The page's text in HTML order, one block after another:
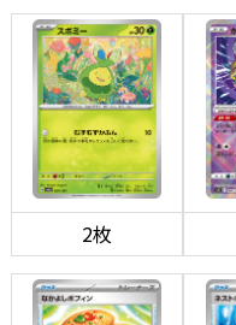
2枚